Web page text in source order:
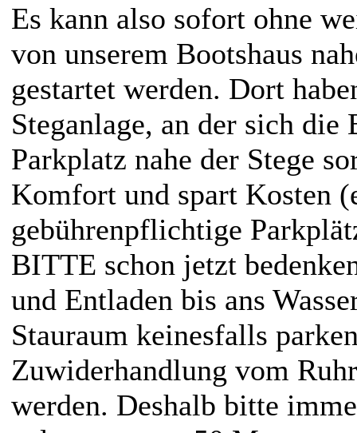
Es kann also sofort ohne
von unserem Bootshaus
gestartet werden. Dort
Steganlage, an der sich
Parkplatz nahe der Stege
Komfort und spart Kosten
gebührenpflichtige
BITTE schon jetzt
und Entladen bis ans
Stauraum keinesfalls
Zuwiderhandlung vom
werden. Deshalb bitte